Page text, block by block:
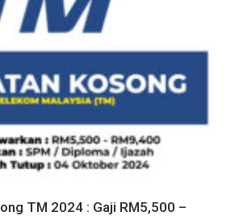
TM 2024 : Gaji RM5,500 –